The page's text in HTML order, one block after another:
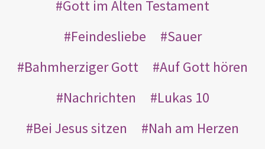
Gott im Alten Testament
Feindesliebe
Sauer
Bahmherziger Gott
Auf Gott hören
Nachrichten
Lukas 10
Bei Jesus sitzen
Nah am Herzen